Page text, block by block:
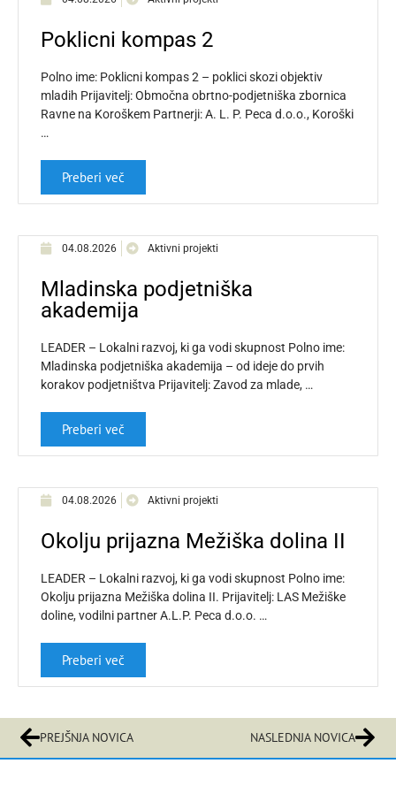
Poklicni kompas 2
Polno ime: Poklicni kompas 2 – poklici skozi objektiv
mladih Prijavitelj: Območna obrtno-podjetniška zbornica
Ravne na Koroškem Partnerji: A. L. P. Peca d.o.o., Koroški
…
Preberi več
04.08.2026 Aktivni projekti
Mladinska podjetniška
akademija
LEADER – Lokalni razvoj, ki ga vodi skupnost Polno ime:
Mladinska podjetniška akademija – od ideje do prvih
korakov podjetništva Prijavitelj: Zavod za mlade, …
Preberi več
04.08.2026 Aktivni projekti
Okolju prijazna Mežiška dolina II
LEADER – Lokalni razvoj, ki ga vodi skupnost Polno ime:
Okolju prijazna Mežiška dolina II. Prijavitelj: LAS Mežiške
doline, vodilni partner A.L.P. Peca d.o.o. …
Preberi več
PREJŠNJA NOVICA NASLEDNJA NOVICA